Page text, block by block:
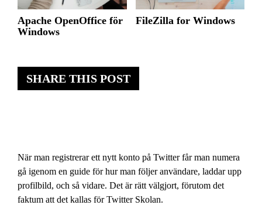
SHARE THIS POST
När man registrerar ett nytt konto på Twitter får man numera
gå igenom en guide för hur man följer användare, laddar upp
profilbild, och så vidare. Det är rätt välgjort, förutom det
faktum att det kallas för Twitter Skolan.
Apache OpenOffice för
Windows
FileZilla for Windows